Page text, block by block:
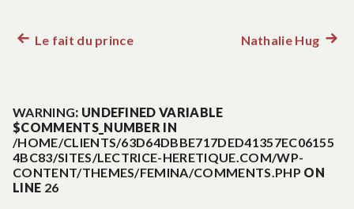
l’article
Article
Le fait du prince Nathalie Hug
WARNING: UNDEFINED VARIABLE
$COMMENTS_NUMBER IN
/HOME/CLIENTS/63D64DBBE717DED41357EC06155
4BC83/SITES/LECTRICE-HERETIQUE.COM/WP-
CONTENT/THEMES/FEMINA/COMMENTS.PHP ON
LINE 26